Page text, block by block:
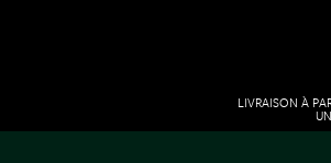
LIVRAISON À